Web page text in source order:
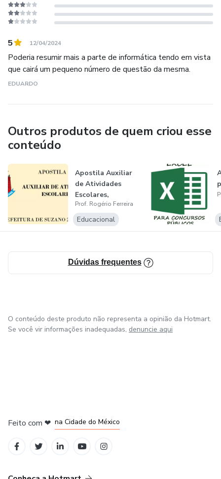
5 12/04/2024
Poderia resumir mais a parte de informática tendo em vista
que cairá um pequeno número de questão da mesma.
EDUARDO
Outros produtos de quem criou esse
conteúdo
Apostila Auxiliar
de Atividades
Escolares,
Concurso de
Suzan...
Prof. Rogério Ferreira
Educacional
Dúvidas frequentes
O conteúdo deste produto não representa a opinião da Hotmart.
Se você vir informações inadequadas, denuncie aqui
Feito com ❤ na Cidade do México